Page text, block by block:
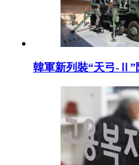
韓軍新列裝“天弓-Ⅱ”